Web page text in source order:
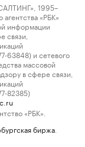
1995–
«РБК»
информации
связи,
63848) и сетевого
массовой
в сфере связи,
82385)
«РБК».
биржа